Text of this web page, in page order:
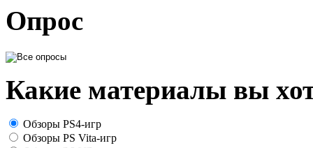
Опрос
Какие материалы вы
Обзоры PS4-игр
Обзоры PS Vita-игр